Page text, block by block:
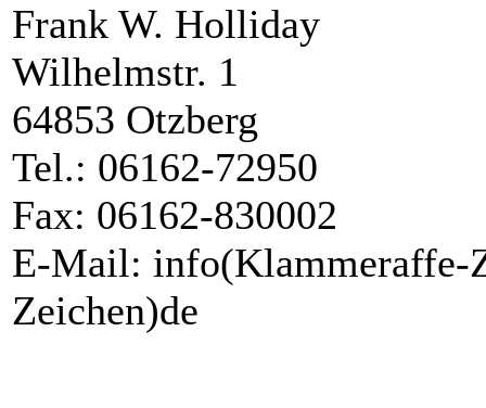
Frank W. Holliday
Wilhelmstr. 1
64853 Otzberg
Tel.: 06162-72950
Fax: 06162-830002
E-Mail: info(Klammeraffe-
Zeichen)de